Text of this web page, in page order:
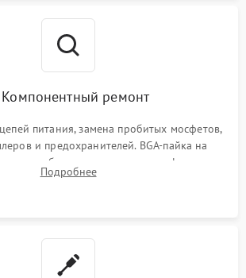
ремонт
питания, замена пробитых мосфетов,
и предохранителей. BGA-пайка на
реболлинг или замена графического
памяти GDDR. Прошивка BIOS
Подробнее